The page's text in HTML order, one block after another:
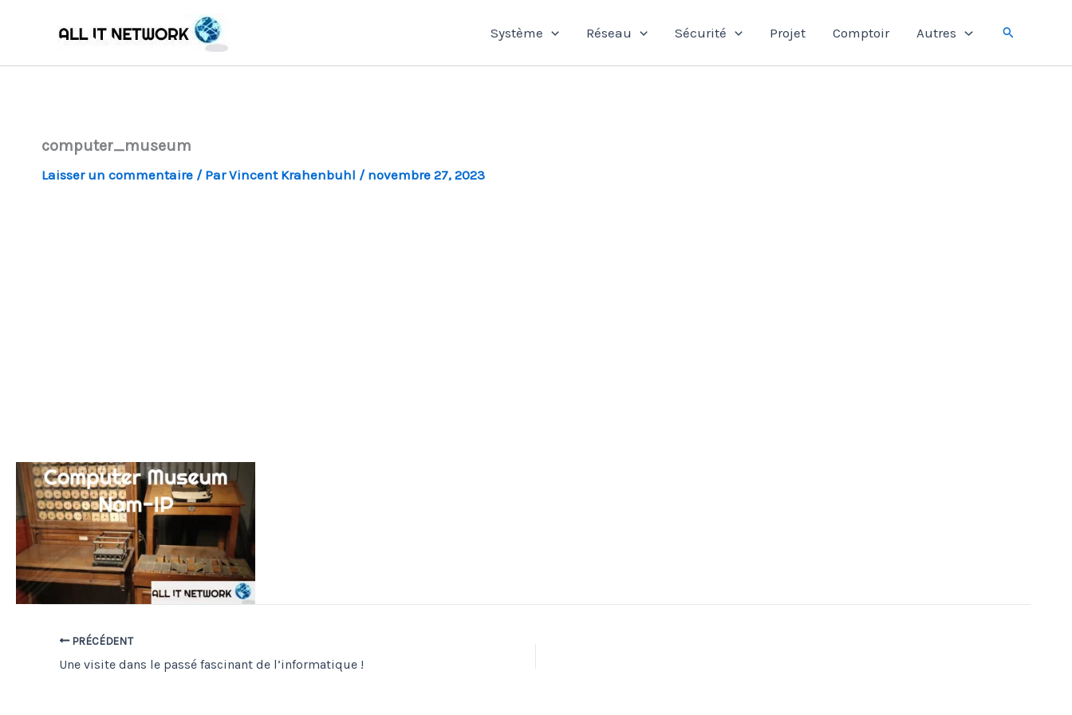
Système Réseau Sécurité Projet Comptoir Autres Rechercher
computer_museum
Laisser un commentaire / ParVincent Krahenbuhl / novembre 27, 2023
PRÉCÉDENT
Une visite dans le passé fascinant de l’informatique !